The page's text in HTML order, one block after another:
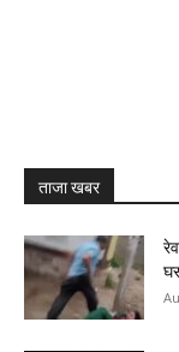
ताजा खबर